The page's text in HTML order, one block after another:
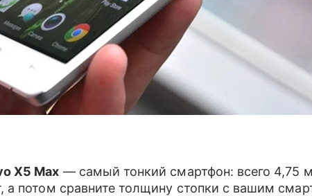
X5 Max — самый тонкий смартфон: всего 4,75
а потом сравните толщину стопки с вашим